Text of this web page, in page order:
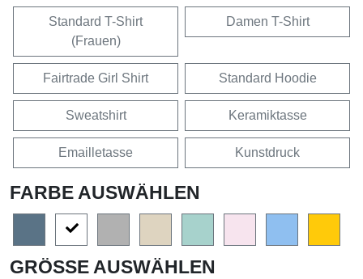
Standard T-Shirt
(Frauen)
Damen T-Shirt
Fairtrade Girl Shirt Standard Hoodie
Sweatshirt Keramiktasse
Emailletasse Kunstdruck
FARBE AUSWÄHLEN
GRÖSSE AUSWÄHLEN